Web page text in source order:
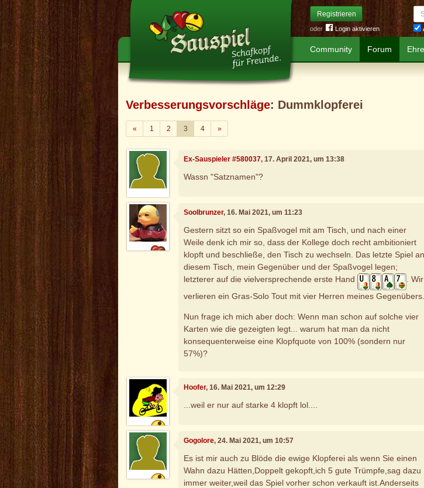
Registrieren
oder Login aktivieren
Community Forum
Verbesserungsvorschläge: Dummklopferei
«Zurück
1 2 3 4 »Weiter
Ex-Sauspieler #580037, 17. April 2021, um 13:38
Wassn "Satznamen"?
Soolbrunzer, 16. Mai 2021, um 11:23
Gestern sitzt so ein Spaßvogel mit am Tisch, und nach einer
Weile denk ich mir so, dass der Kollege doch recht ambitioniert
klopft und beschließe, den Tisch zu wechseln. Das letzte Spiel an
diesem Tisch, mein Gegenüber und der Spaßvogel legen;
letzterer auf die vielversprechende erste Hand
. Wir
verlieren ein Gras-Solo Tout mit vier Herren meines Gegenübers.
Nun frage ich mich aber doch: Wenn man schon auf solche vier
Karten wie die gezeigten legt... warum hat man da nicht
konsequenterweise eine Klopfquote von 100% (sondern nur
57%)?
Hoofer, 16. Mai 2021, um 12:29
...weil er nur auf starke 4 klopft lol....
Gogolore, 24. Mai 2021, um 10:57
Es ist mir auch zu Blöde die ewige Klopferei als wenn Sie einen
Wahn dazu Hätten,Doppelt gekopft,ich 5 gute Trümpfe,sag dazu
immer weiter,weil das Spiel vorher schon verkauft ist.Anderseits